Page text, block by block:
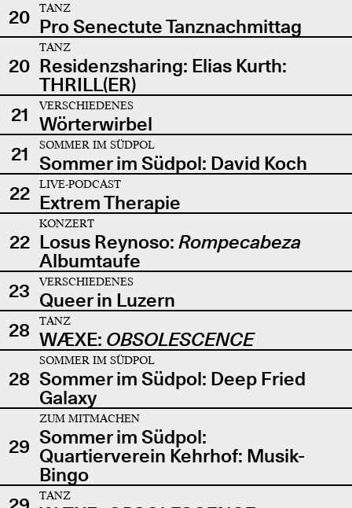
20
TANZ
Pro Senectute Tanznachmittag
20
TANZ
Residenzsharing: Elias Kurth:
THRILL(ER)
21
VERSCHIEDENES
Wörterwirbel
21
SOMMER IM SÜDPOL
Sommer im Südpol: David Koch
22
LIVE-PODCAST
Extrem Therapie
22
KONZERT
Losus Reynoso: Rompecabeza
Albumtaufe
23
VERSCHIEDENES
Queer in Luzern
28
TANZ
WÆXE: OBSOLESCENCE
28
SOMMER IM SÜDPOL
Sommer im Südpol: Deep Fried
Galaxy
29
ZUM MITMACHEN
Sommer im Südpol:
Quartierverein Kehrhof: Musik-
Bingo
TANZ